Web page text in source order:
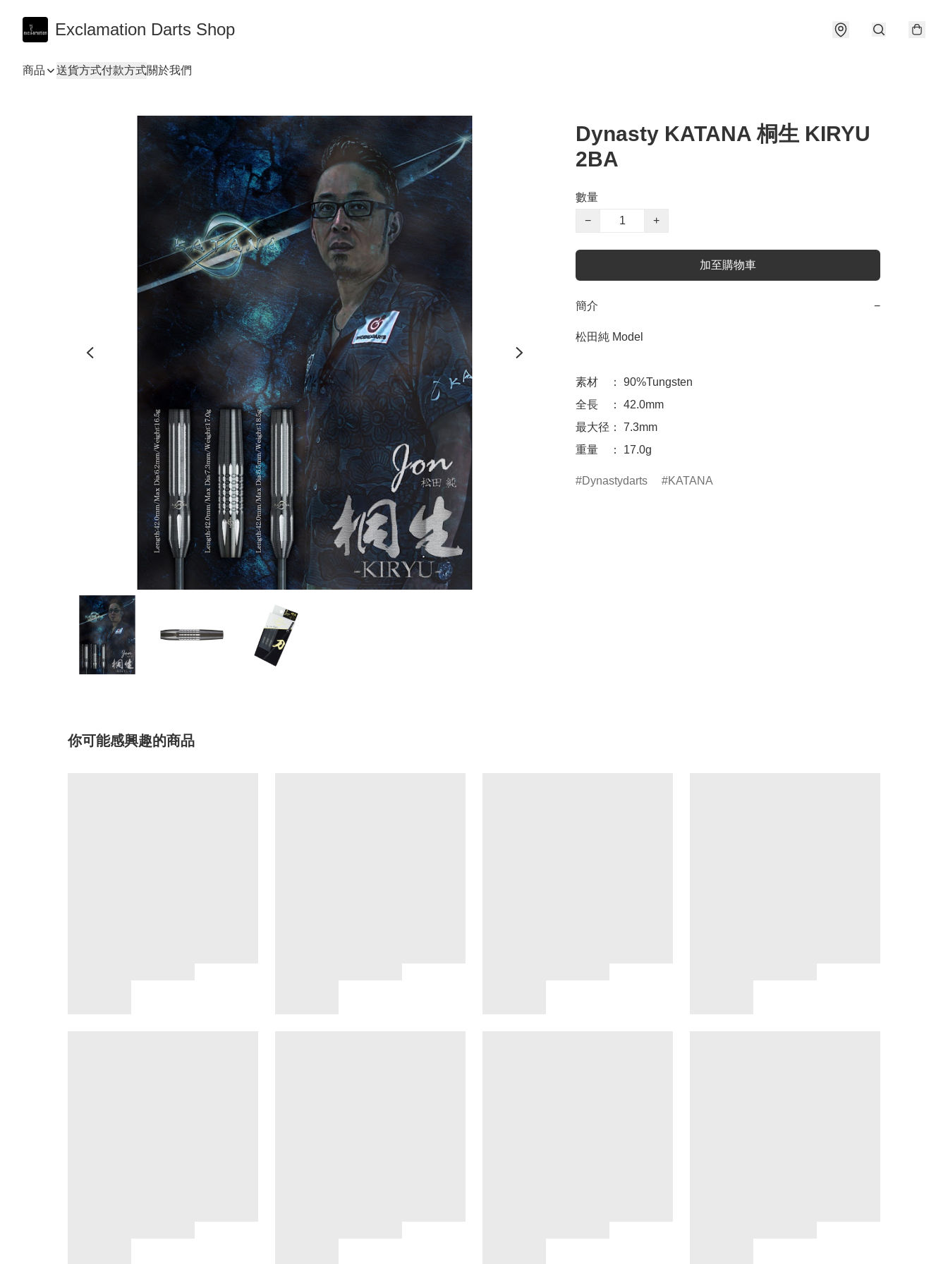
Exclamation Darts Shop
商品 送貨方式付款方式關於我們
Dynasty KATANA 桐生 KIRYU
2BA
數量
−
+
加至購物車
簡介 −
松田純 Model
素材　： 90%Tungsten
全長　： 42.0mm
最大径： 7.3mm
重量　： 17.0g
Dynastydarts KATANA
你可能感興趣的商品